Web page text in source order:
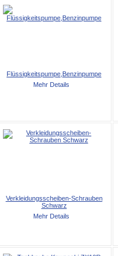
Flüssigkeitspumpe,Benzinpumpe
Mehr Details
Verkleidungsscheiben-Schrauben
Schwarz
Mehr Details